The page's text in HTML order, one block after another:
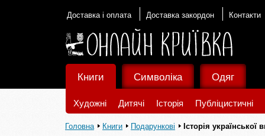
Доставка і оплата Доставка закордон Контакти
Книги
Художні Дитячі Історія Публіцистичні
Символіка Одяг
Головна Книги Подарункові Історія української